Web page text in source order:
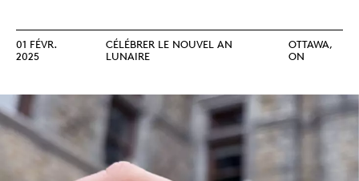
01 FÉVR.
2025
CÉLÉBRER LE NOUVEL AN
LUNAIRE
OTTAWA,
ON